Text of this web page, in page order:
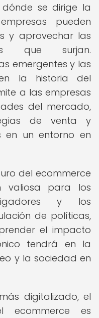
se dirige la
pueden
y aprovechar las
que surjan.
emergentes y las
la historia del
a las empresas
del mercado,
de venta y
en un entorno en
del ecommerce
valiosa para los
y los
de políticas,
el impacto
tendrá en la
y la sociedad en
digitalizado, el
ecommerce es